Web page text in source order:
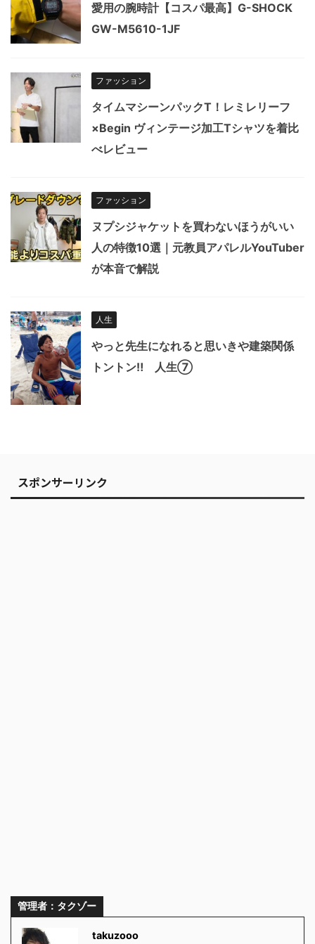
愛用の腕時計【コスパ最高】G-SHOCK
GW-M5610-1JF
ファッション
タイムマシーンパックT！レミレリーフ
×Begin ヴィンテージ加工Tシャツを着比
べレビュー
ファッション
ヌプシジャケットを買わないほうがいい
人の特徴10選｜元教員アパレルYouTuber
が本音で解説
人生
やっと先生になれると思いきや建築関係
トントン‼︎ 人生⑦
スポンサーリンク
管理者：タクゾー
takuzooo